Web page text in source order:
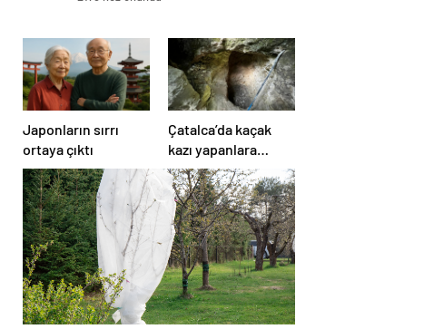
Japonların sırrı
ortaya çıktı
Çatalca’da kaçak
kazı yapanlara
operasyon: 4
gözaltı